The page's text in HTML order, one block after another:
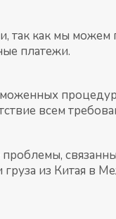
так как мы
платежи.
всем
из Китая в